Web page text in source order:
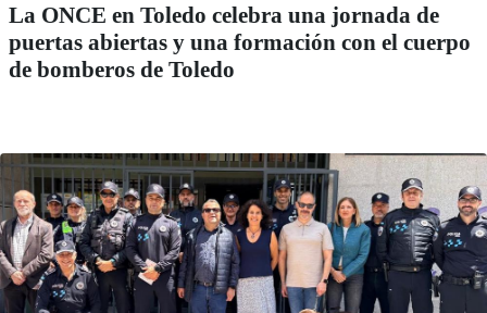
La ONCE en Toledo celebra una jornada de
puertas abiertas y una formación con el cuerpo
de bomberos de Toledo